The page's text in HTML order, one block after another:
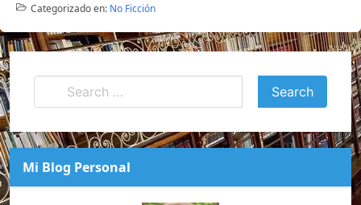
Categorizado en: No Ficción
Mi Blog Personal